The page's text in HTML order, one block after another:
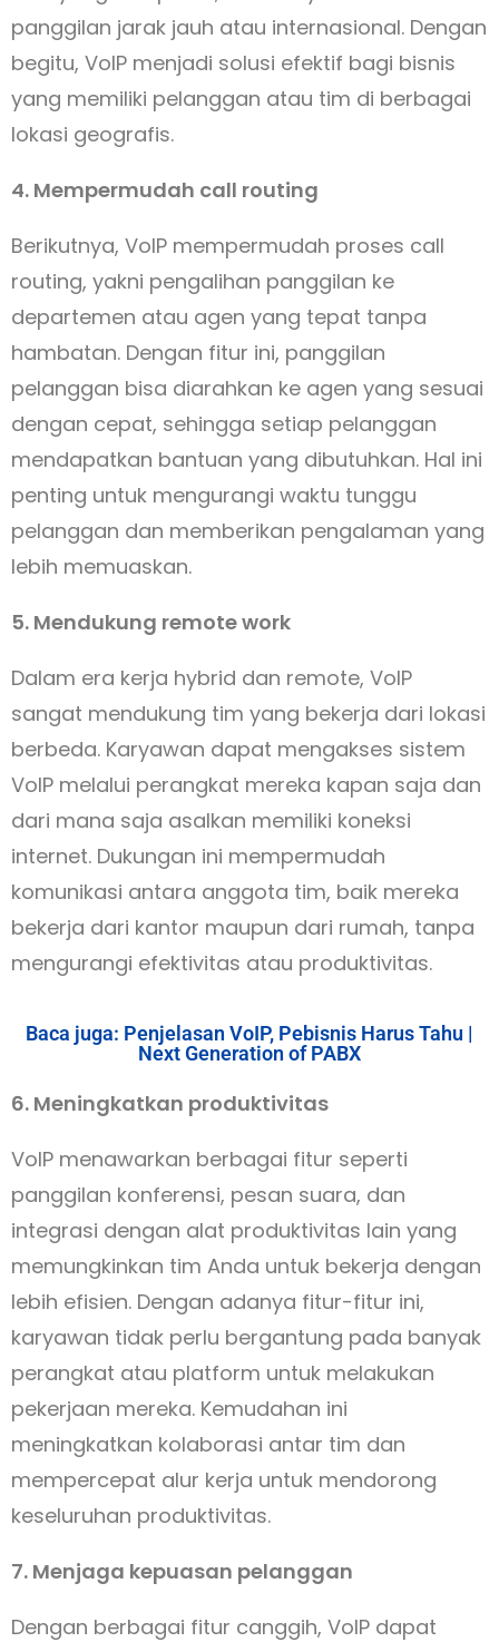
panggilan jarak jauh atau internasional. Dengan
begitu, VoIP menjadi solusi efektif bagi bisnis
yang memiliki pelanggan atau tim di berbagai
lokasi geografis.
4. Mempermudah call routing
Berikutnya, VoIP mempermudah proses call
routing, yakni pengalihan panggilan ke
departemen atau agen yang tepat tanpa
hambatan. Dengan fitur ini, panggilan
pelanggan bisa diarahkan ke agen yang sesuai
dengan cepat, sehingga setiap pelanggan
mendapatkan bantuan yang dibutuhkan. Hal ini
penting untuk mengurangi waktu tunggu
pelanggan dan memberikan pengalaman yang
lebih memuaskan.
5. Mendukung remote work
Dalam era kerja hybrid dan remote, VoIP
sangat mendukung tim yang bekerja dari lokasi
berbeda. Karyawan dapat mengakses sistem
VoIP melalui perangkat mereka kapan saja dan
dari mana saja asalkan memiliki koneksi
internet. Dukungan ini mempermudah
komunikasi antara anggota tim, baik mereka
bekerja dari kantor maupun dari rumah, tanpa
mengurangi efektivitas atau produktivitas.
Baca juga: Penjelasan VoIP, Pebisnis Harus Tahu |
Next Generation of PABX
6. Meningkatkan produktivitas
VoIP menawarkan berbagai fitur seperti
panggilan konferensi, pesan suara, dan
integrasi dengan alat produktivitas lain yang
memungkinkan tim Anda untuk bekerja dengan
lebih efisien. Dengan adanya fitur-fitur ini,
karyawan tidak perlu bergantung pada banyak
perangkat atau platform untuk melakukan
pekerjaan mereka. Kemudahan ini
meningkatkan kolaborasi antar tim dan
mempercepat alur kerja untuk mendorong
keseluruhan produktivitas.
7. Menjaga kepuasan pelanggan
Dengan berbagai fitur canggih, VoIP dapat